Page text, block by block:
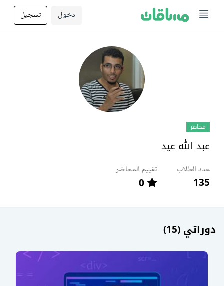
دخول تسجيل
محاضر
عبد الله عيد
عدد الطلاب
135
تقييم المحاضر
دوراتي (15)